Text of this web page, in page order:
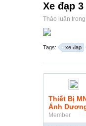
Xe đạp
Thảo luận
Tags: xe đạp
Thiết Bị
Ánh
Member